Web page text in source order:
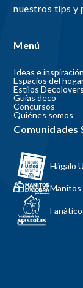
nuestros tips y
Menú
Ideas e inspiración
Espacios del
Estilos Decolovers
Guías deco
Concursos
Quiénes somos
Comunidades
Hágalo
Manitos